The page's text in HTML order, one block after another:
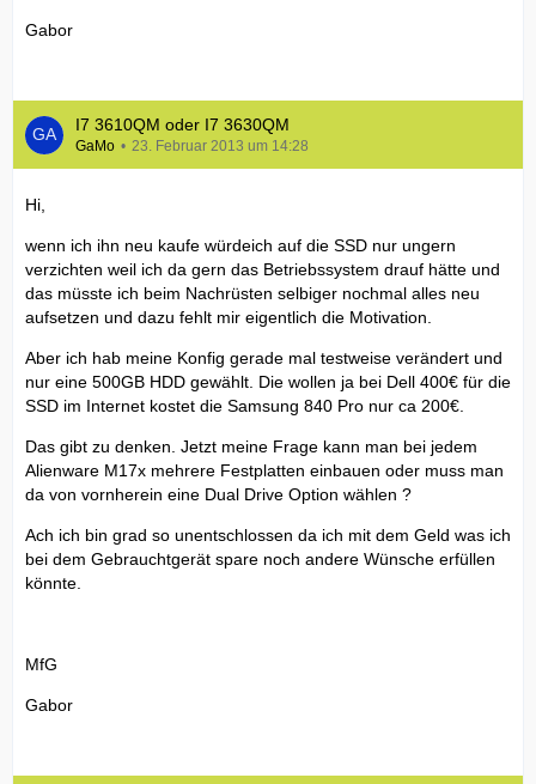
Gabor
I7 3610QM oder I7 3630QM
GaMo 23. Februar 2013 um 14:28
Hi,
wenn ich ihn neu kaufe würdeich auf die SSD nur ungern
verzichten weil ich da gern das Betriebssystem drauf hätte und
das müsste ich beim Nachrüsten selbiger nochmal alles neu
aufsetzen und dazu fehlt mir eigentlich die Motivation.
Aber ich hab meine Konfig gerade mal testweise verändert und
nur eine 500GB HDD gewählt. Die wollen ja bei Dell 400€ für die
SSD im Internet kostet die Samsung 840 Pro nur ca 200€.
Das gibt zu denken. Jetzt meine Frage kann man bei jedem
Alienware M17x mehrere Festplatten einbauen oder muss man
da von vornherein eine Dual Drive Option wählen ?
Ach ich bin grad so unentschlossen da ich mit dem Geld was ich
bei dem Gebrauchtgerät spare noch andere Wünsche erfüllen
könnte.
MfG
Gabor